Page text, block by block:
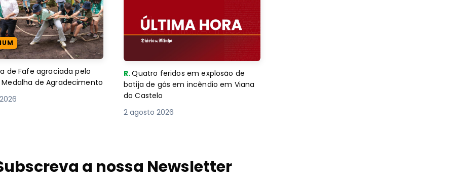
de Fafe agraciada pelo
Medalha de Agradecimento
R.Quatro feridos em explosão de
botija de gás em incêndio em Viana
do Castelo
2 agosto 2026
a nossa Newsletter